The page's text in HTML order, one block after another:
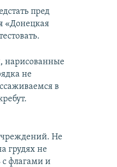
пред
«Донецкая
нарисованные
не
в
Не
грудях не
флагами и